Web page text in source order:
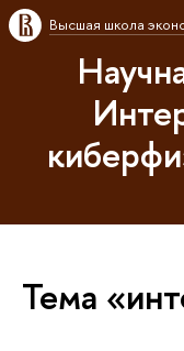
Высшая школа
Тема